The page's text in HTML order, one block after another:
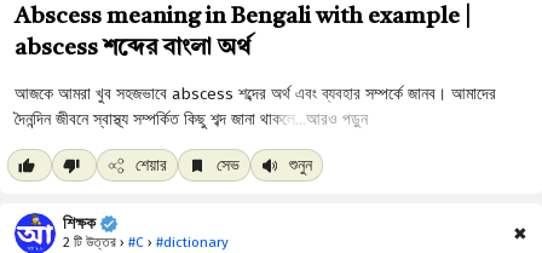
Abscess meaning in Bengali with example |
abscess শব্দের বাংলা অর্থ
আরও পড়ুন
শেয়ার সেভ শুনুন
শিক্ষক
2 টি উত্তর › #C› #dictionary ✖